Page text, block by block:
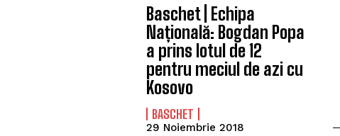
Baschet | Echipa
Națională: Bogdan Popa
a prins lotul de 12
pentru meciul de azi cu
Kosovo
BASCHET
29 Noiembrie 2018